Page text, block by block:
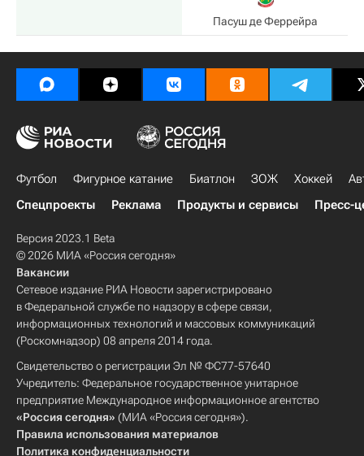
Пасуш де Феррейра
Футбол Фигурное катание Биатлон ЗОЖ Хоккей
Спецпроекты
Реклама Продукты и сервисы Пресс-
Версия 2023.1 Beta
© 2026 МИА «Россия сегодня»
Вакансии
Сетевое издание РИА Новости зарегистрировано
в Федеральной службе по надзору в сфере связи,
информационных технологий и массовых коммуникаций
(Роскомнадзор) 08 апреля 2014 года.
Свидетельство о регистрации Эл № ФС77-57640
Учредитель: Федеральное государственное унитарное
предприятие Международное информационное агентство
«Россия сегодня» (МИА «Россия сегодня»).
Правила использования материалов
Политика конфиденциальности